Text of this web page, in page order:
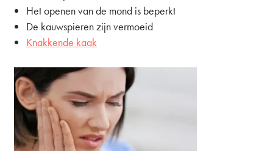
Het openen van de mond is beperkt
De kauwspieren zijn vermoeid
Knakkende kaak